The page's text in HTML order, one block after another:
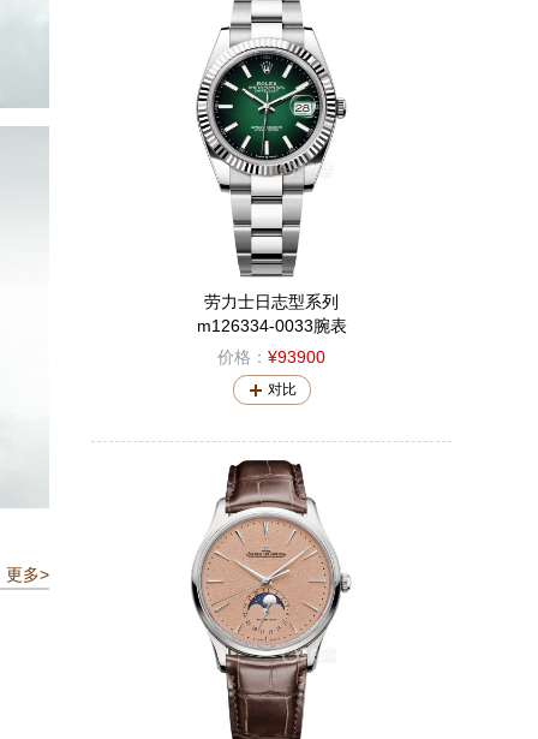
更多>
劳力士日志型系列
m126334-0033腕表
价格： ¥93900
对比